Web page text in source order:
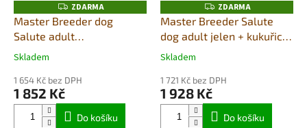
Z
D
A
R
ZDARMA
Master Breeder dog
Salute adult
ryba+brambor small 20kg
Průměrné
produktu
je
Skladem
1 654 Kč bez DPH
1 852 Kč
Do košíku
Z
D
A
R
ZDARMA
Master Breeder Salute
dog adult jelen + kukuřice
med/maxi 20kg
Průměrné
produktu
je
Skladem
1 721 Kč bez DPH
1 928 Kč
Do košíku